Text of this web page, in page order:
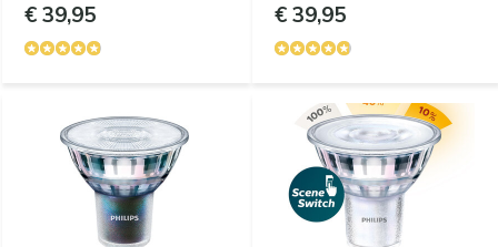
€ 39,95 € 39,95